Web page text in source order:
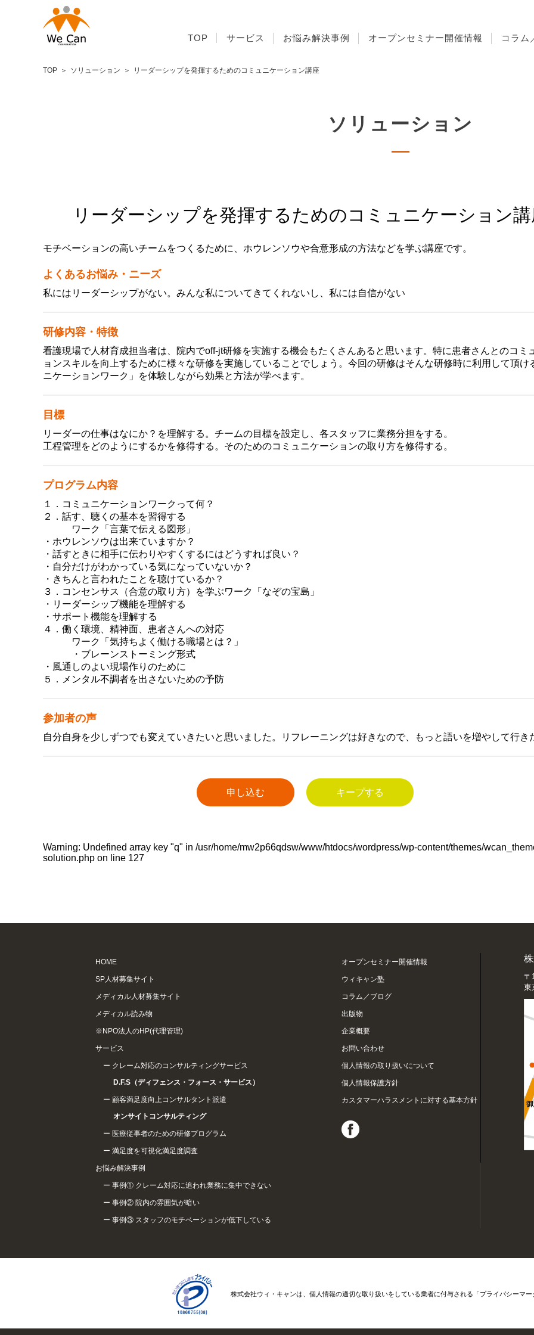
TOP サービス お悩み解決事例 オープンセミナー開催情報 コラム
TOP ソリューション リーダーシップを発揮するためのコミュニケーション講座
ソリューション
リーダーシップを発揮するためのコミュニケーション
モチベーションの高いチームをつくるために、ホウレンソウや合意形成の方法などを学ぶ講座です。
よくあるお悩み・ニーズ
私にはリーダーシップがない。みんな私についてきてくれないし、私には自信がない
研修内容・特徴
看護現場で人材育成担当者は、院内でoff-jt研修を実施する機会もたくさんあると思います。特に患者さんとのコミ
ョンスキルを向上するために様々な研修を実施していることでしょう。今回の研修はそんな研修時に利用して頂け
ニケーションワーク」を体験しながら効果と方法が学べます。
目標
リーダーの仕事はなにか？を理解する。チームの目標を設定し、各スタッフに業務分担をする。
工程管理をどのようにするかを修得する。そのためのコミュニケーションの取り方を修得する。
プログラム内容
１．コミュニケーションワークって何？
２．話す、聴くの基本を習得する
ワーク「言葉で伝える図形」
・ホウレンソウは出来ていますか？
・話すときに相手に伝わりやすくするにはどうすれば良い？
・自分だけがわかっている気になっていないか？
・きちんと言われたことを聴けているか？
３．コンセンサス（合意の取り方）を学ぶワーク「なぞの宝島」
・リーダーシップ機能を理解する
・サポート機能を理解する
４．働く環境、精神面、患者さんへの対応
ワーク「気持ちよく働ける職場とは？」
・ブレーンストーミング形式
・風通しのよい現場作りのために
５．メンタル不調者を出さないための予防
参加者の声
自分自身を少しずつでも変えていきたいと思いました。リフレーニングは好きなので、もっと語いを増やして行き
申し込む キープする
Warning: Undefined array key "q" in /usr/home/mw2p66qdsw/www/htdocs/wordpress/wp-content/themes/
solution.php on line 127
HOME
SP人材募集サイト
メディカル人材募集サイト
メディカル読み物
※NPO法人のHP(代理管理)
サービス
クレーム対応のコンサルティングサービス
D.F.S（ディフェンス・フォース・サービス）
顧客満足度向上コンサルタント派遣
オンサイトコンサルティング
医療従事者のための研修プログラム
満足度を可視化満足度調査
お悩み解決事例
事例① クレーム対応に追われ業務に集中できない
事例② 院内の雰囲気が暗い
事例③ スタッフのモチベーションが低下している
オープンセミナー開催情報
ウィキャン塾
コラム／ブログ
出版物
企業概要
お問い合わせ
個人情報の取り扱いについて
個人情報保護方針
カスタマーハラスメントに対する基本方針
〒
東
株式会社ウィ・キャンは、個人情報の適切な取り扱いをしている業者に付与される「プライバシーマー